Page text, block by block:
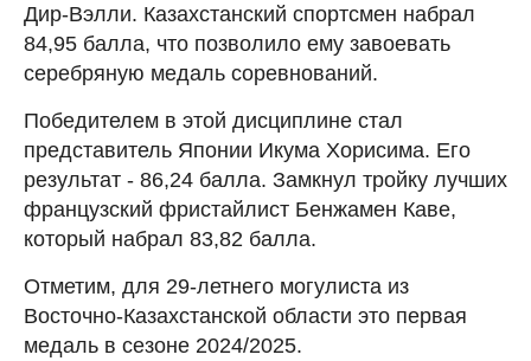
Дир-Вэлли. Казахстанский спортсмен набрал
84,95 балла, что позволило ему завоевать
серебряную медаль соревнований.
Победителем в этой дисциплине стал
представитель Японии Икума Хорисима. Его
результат - 86,24 балла. Замкнул тройку лучших
французский фристайлист Бенжамен Каве,
который набрал 83,82 балла.
Отметим, для 29-летнего могулиста из
Восточно-Казахстанской области это первая
медаль в сезоне 2024/2025.